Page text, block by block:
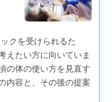
クを受けられるた
えたい方に向いていま
の体の使い方を見直す
内容と、その後の提案